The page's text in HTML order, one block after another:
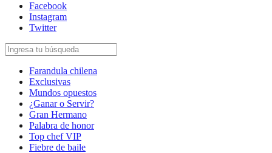
Facebook
Instagram
Twitter
Farandula chilena
Exclusivas
Mundos opuestos
¿Ganar o Servir?
Gran Hermano
Palabra de honor
Top chef VIP
Fiebre de baile